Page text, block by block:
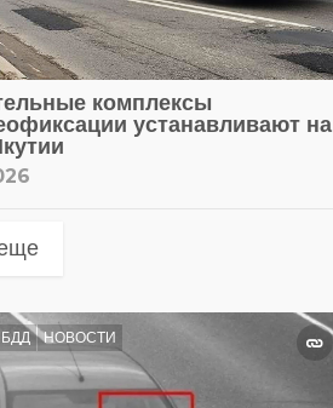
комплексы
устанавливают на
НОВОСТИ